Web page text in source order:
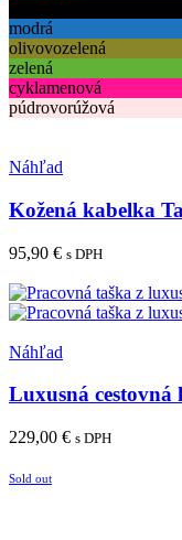
modrá
olivovozelená
zelená
cyklamenová
púdrovorúžová
Náhľad
Kožená kabelka
95,90 € s DPH
Náhľad
Luxusná cestovná
229,00 € s DPH
Sold out